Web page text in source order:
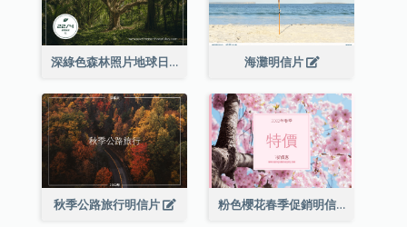
深綠色森林照片地球日明信片 海灘明信片
秋季公路旅行明信片 粉色櫻花春季促銷明信片